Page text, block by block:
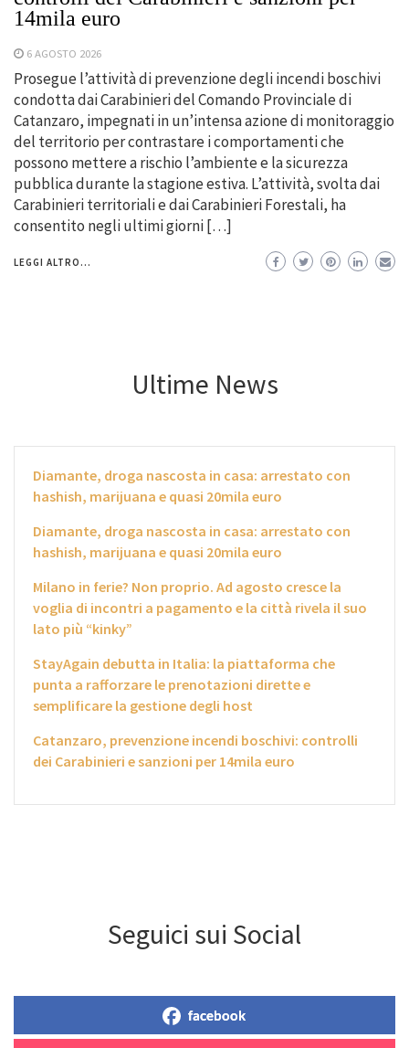
14mila euro
6 AGOSTO 2026
Prosegue l’attività di prevenzione degli incendi boschivi
condotta dai Carabinieri del Comando Provinciale di
Catanzaro, impegnati in un’intensa azione di monitoraggio
del territorio per contrastare i comportamenti che
possono mettere a rischio l’ambiente e la sicurezza
pubblica durante la stagione estiva. L’attività, svolta dai
Carabinieri territoriali e dai Carabinieri Forestali, ha
consentito negli ultimi giorni […]
LEGGI ALTRO...
Ultime News
Diamante, droga nascosta in casa: arrestato con
hashish, marijuana e quasi 20mila euro
Diamante, droga nascosta in casa: arrestato con
hashish, marijuana e quasi 20mila euro
Milano in ferie? Non proprio. Ad agosto cresce la
voglia di incontri a pagamento e la città rivela il suo
lato più “kinky”
StayAgain debutta in Italia: la piattaforma che
punta a rafforzare le prenotazioni dirette e
semplificare la gestione degli host
Catanzaro, prevenzione incendi boschivi: controlli
dei Carabinieri e sanzioni per 14mila euro
Seguici sui Social
facebook